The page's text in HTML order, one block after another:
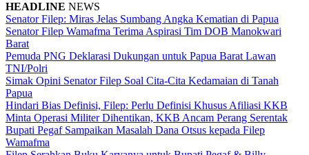
HEADLINE NEWS
Senator Filep: Miras Jelas Sumbang Angka Kematian di Papua
Senator Filep Wamafma Terima Aspirasi Tim DOB Manokwari
Barat
Pemuda PNG Deklarasi Dukungan untuk Papua Barat Lawan
TNI/Polri
Simak Opini Senator Filep Soal Cita-Cita Kedamaian di Tanah
Papua
Hindari Bias Definisi, Filep: Perlu Definisi Khusus Afiliasi KKB
Minta Operasi Militer Dihentikan, KKB Ancam Perang Serentak
Bupati Pegaf Sampaikan Masalah Dana Otsus kepada Filep
Wamafma